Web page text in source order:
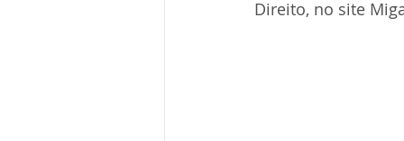
Direito, no site